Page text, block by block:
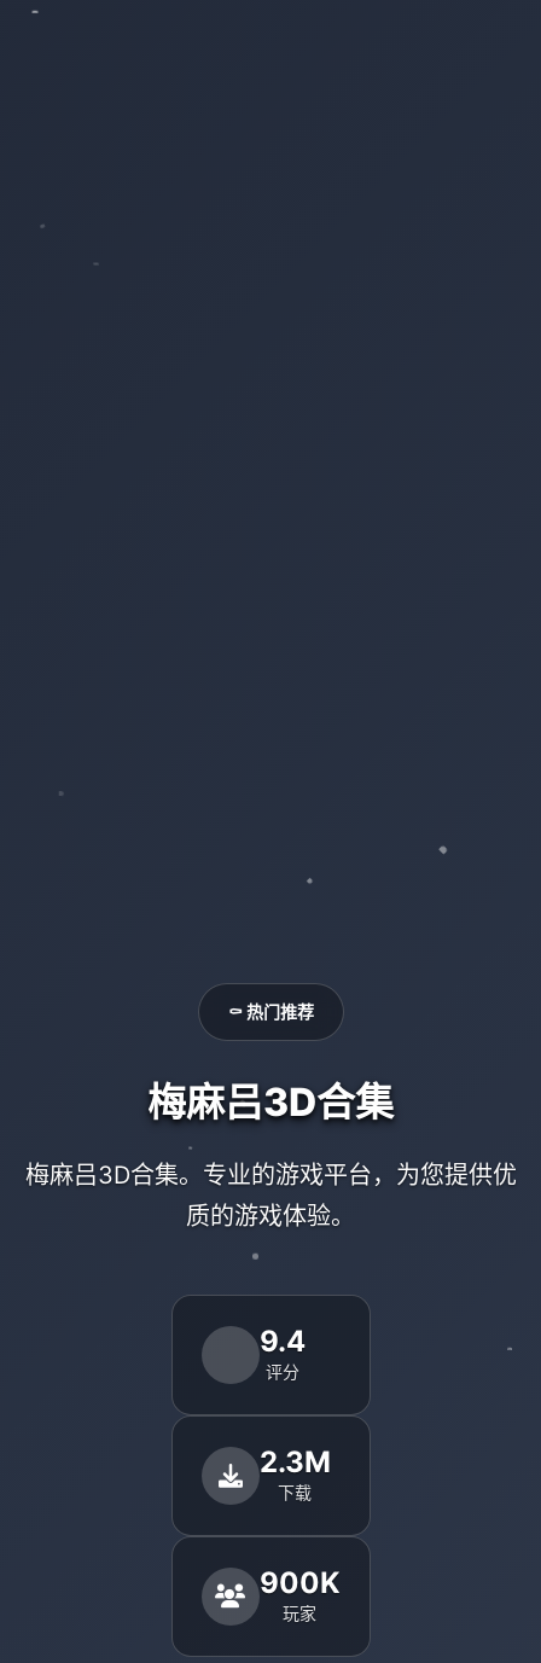
⚰️ 热门推荐
梅麻吕3D合集
梅麻吕3D合集。专业的游戏平台，为您提供优
质的游戏体验。
9.4
评分
2.3M
下载
900K
玩家